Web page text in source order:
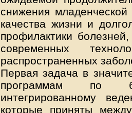
снижения
качества жизни и
профилактики
современных
распространенных
Первая задача в
программам по
интегрированному
которые приняты